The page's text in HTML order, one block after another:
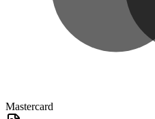
Mastercard